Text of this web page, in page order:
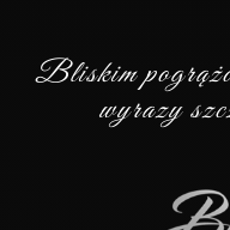
Bliskim
wyrazy